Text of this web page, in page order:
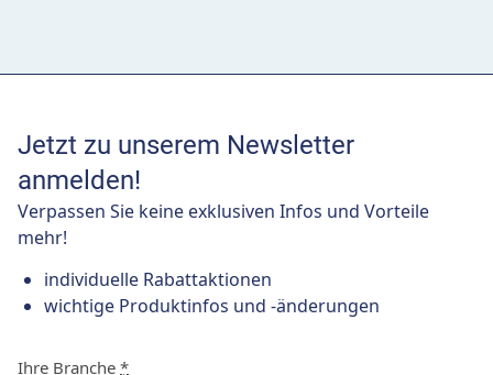
Jetzt zu unserem Newsletter
anmelden!
Verpassen Sie keine exklusiven Infos und Vorteile
mehr!
individuelle Rabattaktionen
wichtige Produktinfos und -änderungen
Ihre Branche *